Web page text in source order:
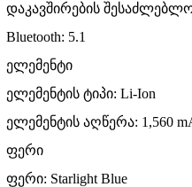
დაკავშირების
Bluetooth: 5.1
ელემენტი
ელემენტის ტიპი: Li-Ion
ელემენტის აღწერა: 1,560
ფერი
ფერი: Starlight Blue